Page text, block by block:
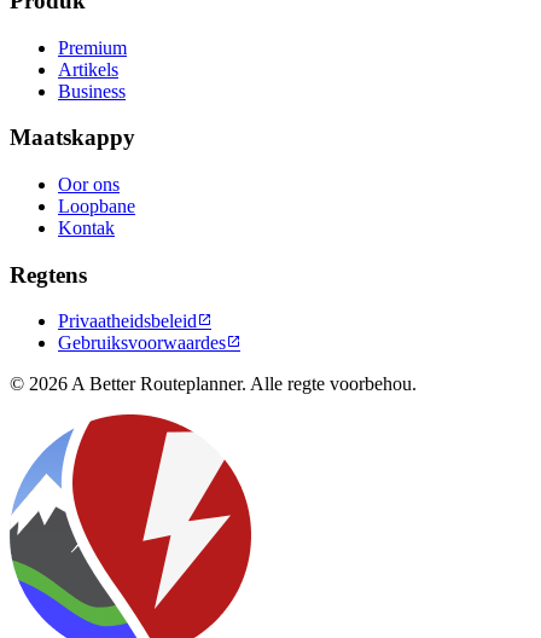
Premium
Artikels
Business
Maatskappy
Oor ons
Loopbane
Kontak
Regtens
Privaatheidsbeleid
Gebruiksvoorwaardes
© 2026 A Better Routeplanner. Alle regte voorbehou.